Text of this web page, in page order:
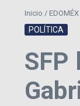
Inicio / EDOMÉX
POLÍTICA
SFP